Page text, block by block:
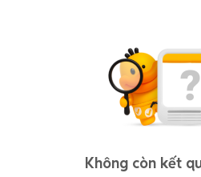
Không còn kết